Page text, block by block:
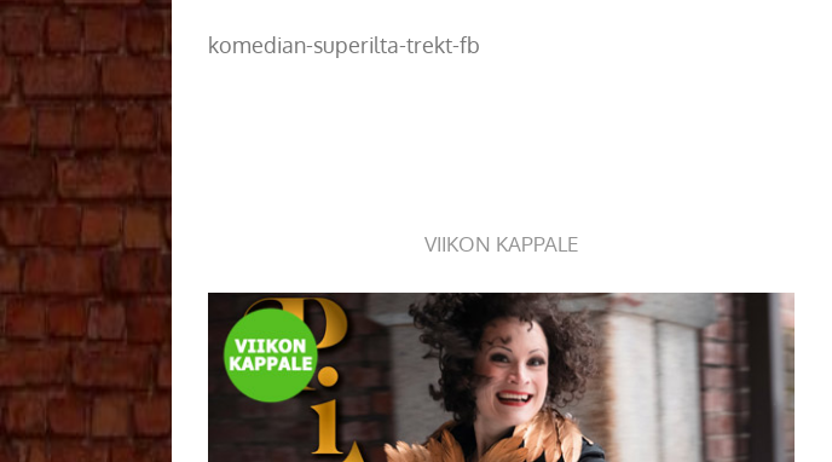
komedian-superilta-trekt-fb
VIIKON KAPPALE